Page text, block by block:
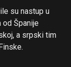
su nastup u
od Španije
a srpski tim